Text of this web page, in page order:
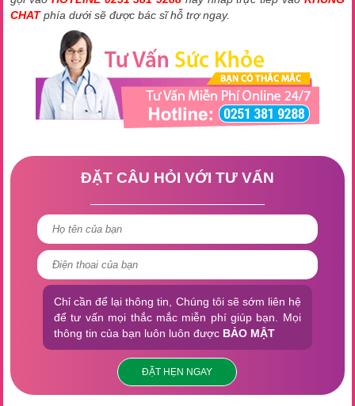
CHATphía dưới sẽ được bác sĩ hỗ trợ ngay.
ĐẶT CÂU HỎI VỚI TƯ VẤN
Chỉ cần để lại thông tin, Chúng tôi sẽ sớm liên hệ
để tư vấn mọi thắc mắc miễn phí giúp bạn. Mọi
thông tin của bạn luôn luôn được BẢO MẬT
ĐẶT HẸN NGAY